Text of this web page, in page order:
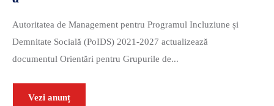
Autoritatea de Management pentru Programul Incluziune și
Demnitate Socială (PoIDS) 2021-2027 actualizează
documentul Orientări pentru Grupurile de...
Vezi anunț